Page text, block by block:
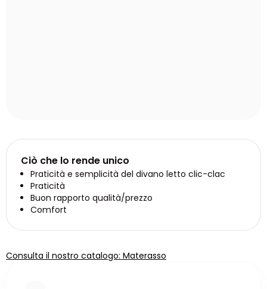
Ciò che lo rende unico
Praticità e semplicità del divano letto clic-clac
Praticità
Buon rapporto qualità/prezzo
Comfort
Consulta il nostro catalogo: Materasso